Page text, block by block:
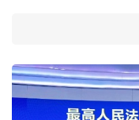
柔性制造，高效匹
“零关税”实施100天